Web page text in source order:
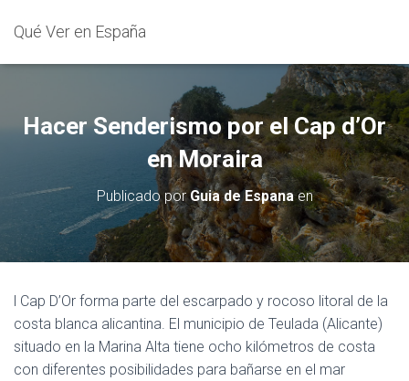
Qué Ver en España
Hacer Senderismo por el Cap d’Or
en Moraira
Publicado porGuia de Espanaen
l Cap D’Or forma parte del escarpado y rocoso litoral de la
costa blanca alicantina. El municipio de Teulada (Alicante)
situado en la Marina Alta tiene ocho kilómetros de costa
con diferentes posibilidades para bañarse en el mar